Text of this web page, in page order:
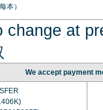
本）
change at
We accept payment